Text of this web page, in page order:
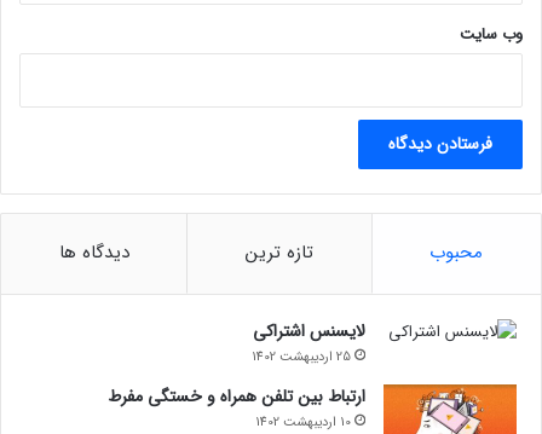
وب‌ سایت
محبوب تازه ترین دیدگاه ها
لایسنس اشتراکی
25 اردیبهشت 1402
ارتباط بین تلفن همراه و خستگی مفرط
10 اردیبهشت 1402